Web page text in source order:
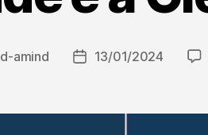
amind 13/01/2024